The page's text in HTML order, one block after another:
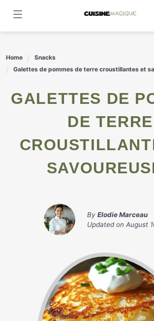
content
Home
Snacks
Galettes de pommes de terre croustillantes et
GALETTES DE POMMES
DE TERRE
By Elodie Marceau
Updated on August